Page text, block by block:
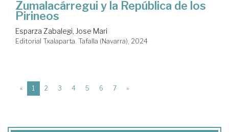
Zumalacárregui y la República de los
Pirineos
Esparza Zabalegi, Jose Mari
Editorial Txalaparta. Tafalla (Navarra), 2024
« 1 (current)
2 3 4 5 6 7 »